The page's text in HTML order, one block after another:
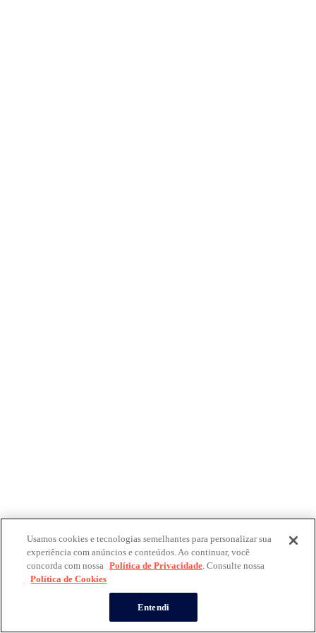
Usamos cookies e tecnologias semelhantes para personalizar sua
experiência com anúncios e conteúdos. Ao continuar, você
concorda com nossa Política de Privacidade. Consulte nossa
Política de Cookies
Entendi